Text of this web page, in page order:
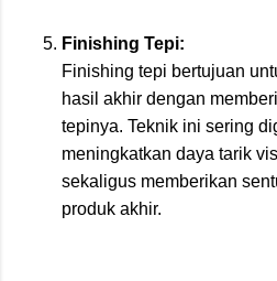
Finishing Tepi:
Finishing tepi bertujuan
hasil akhir dengan
tepinya. Teknik ini sering
meningkatkan daya tarik
sekaligus memberikan
produk akhir.